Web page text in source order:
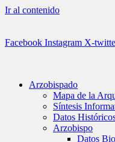
Ir al contenido
Facebook Instagram X-
Arzobispado
Mapa de la
Síntesis
Datos
Arzobispo
Datos